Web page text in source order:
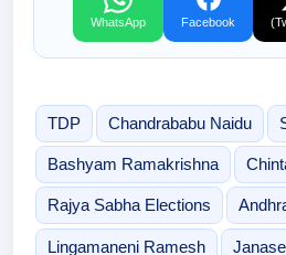
WhatsApp Facebook
TDP Chandrababu Naidu
Bashyam Ramakrishna
Rajya Sabha Elections
Lingamaneni Ramesh